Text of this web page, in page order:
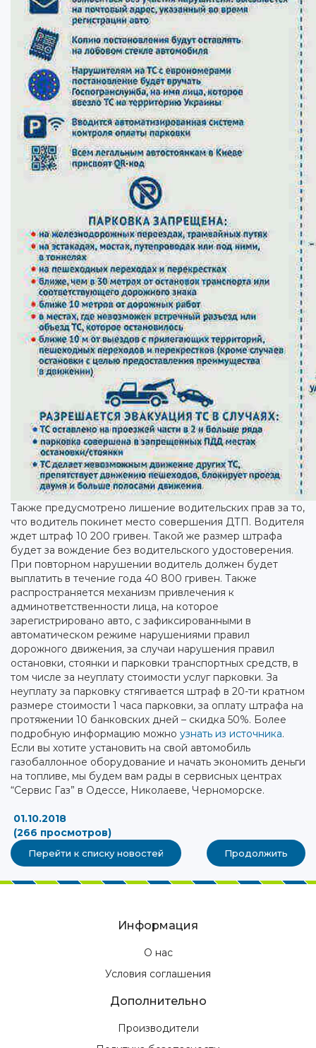
Также предусмотрено лишение водительских прав за то,
что водитель покинет место совершения ДТП. Водителя
ждет штраф 10 200 гривен. Такой же размер штрафа
будет за вождение без водительского удостоверения.
При повторном нарушении водитель должен будет
выплатить в течение года 40 800 гривен. Также
распространяется механизм привлечения к
админответственности лица, на которое
зарегистрировано авто, с зафиксированными в
автоматическом режиме нарушениями правил
дорожного движения, за случаи нарушения правил
остановки, стоянки и парковки транспортных средств, в
том числе за неуплату стоимости услуг парковки. За
неуплату за парковку стягивается штраф в 20-ти кратном
размере стоимости 1 часа парковки, за оплату штрафа на
протяжении 10 банковских дней – скидка 50%. Более
подробную информацию можно узнать из источника.
Если вы хотите установить на свой автомобиль
газобаллонное оборудование и начать экономить деньги
на топливе, мы будем вам рады в сервисных центрах
“Сервис Газ” в Одессе, Николаеве, Черноморске.
01.10.2018
(266 просмотров)
Перейти к списку новостей Продолжить
Информация
О нас
Условия соглашения
Дополнительно
Производители